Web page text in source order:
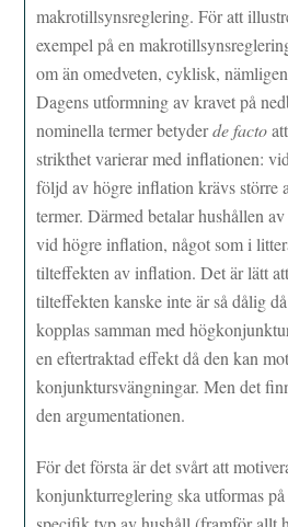
makrotillsynsreglering. För att
exempel på en
om än omedveten, cyklisk,
Dagens utformning av kravet på
nominella termer betyderde facto
strikthet varierar med inflationen:
följd av högre inflation krävs större
termer. Därmed betalar hushållen
vid högre inflation, något som i
tilteffekten av inflation. Det är lätt
tilteffekten kanske inte är så dålig
kopplas samman med
en eftertraktad effekt då den kan
konjunktursvängningar. Men det
den argumentationen.
För det första är det svårt att
konjunkturreglering ska utformas på